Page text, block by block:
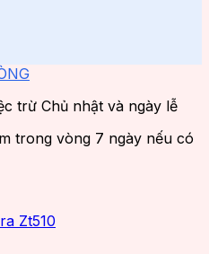
trừ Chủ nhật và ngày lễ
trong vòng 7 ngày nếu có